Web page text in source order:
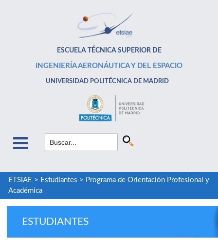
ESCUELA TÉCNICA SUPERIOR DE
INGENIERÍA AERONÁUTICA Y DEL ESPACIO
UNIVERSIDAD POLITÉCNICA DE MADRID
ETSIAE > Estudiantes > Programa de Orientación Profesional y
Académica
ESTUDIANTES